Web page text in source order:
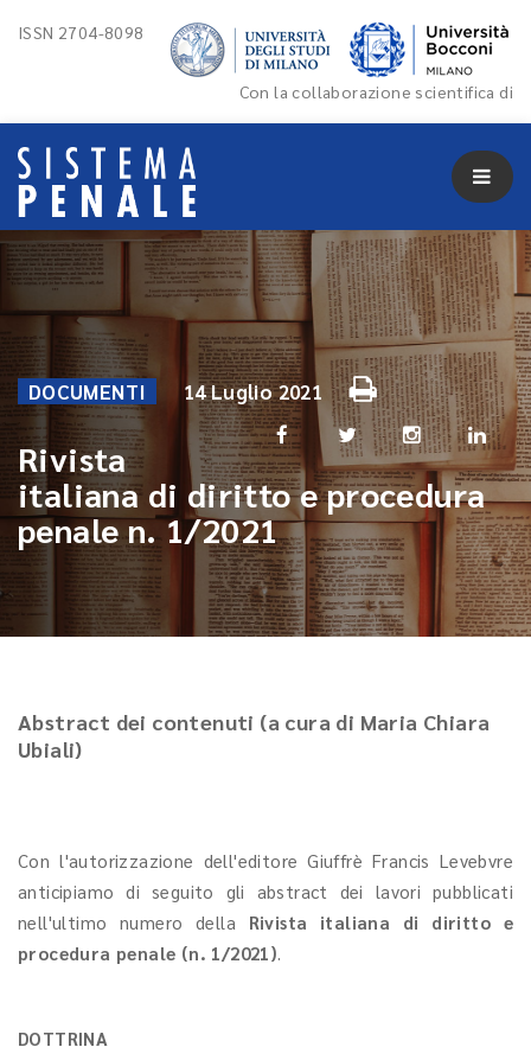
ISSN 2704-8098
Con la collaborazione scientifica di
DOCUMENTI 14 Luglio 2021
Rivista
italiana di diritto e procedura
penale n. 1/2021
Abstract dei contenuti (a cura di Maria Chiara
Ubiali)
Con l'autorizzazione dell'editore Giuffrè Francis Levebvre
anticipiamo di seguito gli abstract dei lavori pubblicati
nell'ultimo numero della Rivista italiana di diritto e
procedura penale (n. 1/2021).
DOTTRINA